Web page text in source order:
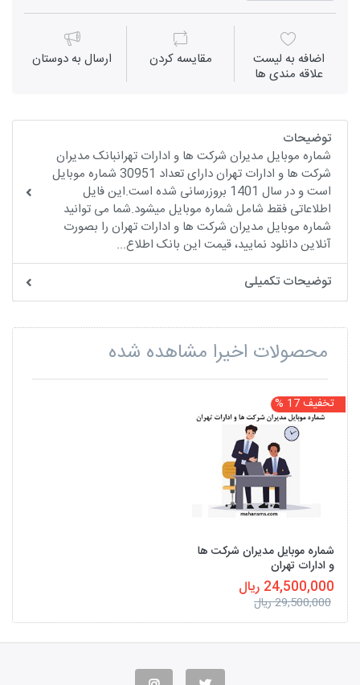
اضافه به لیست
علاقه مندی ها
مقايسه كردن ارسال به دوستان
توضیحات
شماره موبایل مدیران شرکت ها و ادارات تهرانبانک مدیران
شرکت ها و ادارات تهران دارای تعداد 30951 شماره موبایل
است و در سال 1401 بروزرسانی شده است.این فایل
اطلاعاتی فقط شامل شماره موبایل میشود.شما می توانید
شماره موبایل مدیران شرکت ها و ادارات تهران را بصورت
آنلاین دانلود نمایید، قیمت این بانک اطلاع...
توضیحات تکمیلی
محصولات اخیرا مشاهده شده
تخفیف 17 %
شماره موبایل مدیران شرکت ها
و ادارات تهران
24,500,000 ریال
29,500,000 ریال